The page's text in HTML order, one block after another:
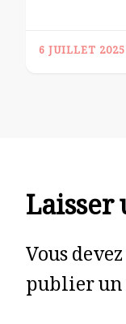
6 JUILLET 2025
Vous devez
publier un